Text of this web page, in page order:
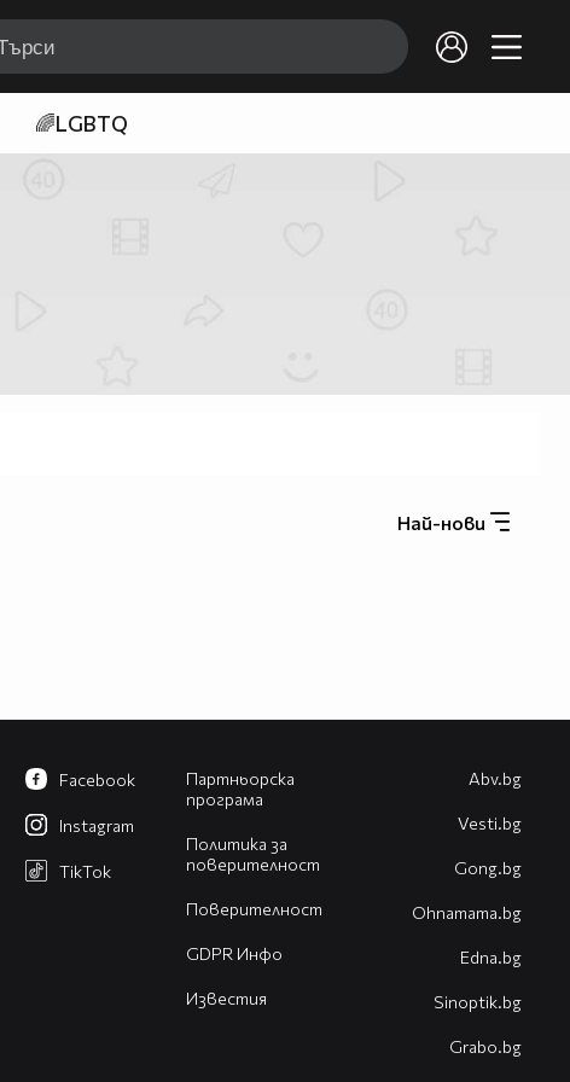
🌈LGBTQ
Най-нови
Партньорска
програма
Политика за
поверителност
Поверителност
GDPR Инфо
Известия
Facebook
Instagram
TikTok
Abv.bg
Vesti.bg
Gong.bg
Оhnamama.bg
Edna.bg
Sinoptik.bg
Grabo.bg